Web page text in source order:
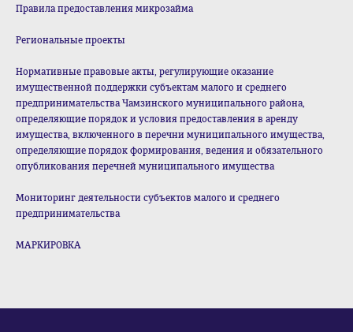
Правила предоставления микрозайма
Региональные проекты
Нормативные правовые акты, регулирующие оказание
имущественной поддержки субъектам малого и среднего
предпринимательства Чамзинского муниципального района,
определяющие порядок и условия предоставления в аренду
имущества, включенного в перечни муниципального имущества,
определяющие порядок формирования, ведения и обязательного
опубликования перечней муниципального имущества
Мониторинг деятельности субъектов малого и среднего
предпринимательства
МАРКИРОВКА